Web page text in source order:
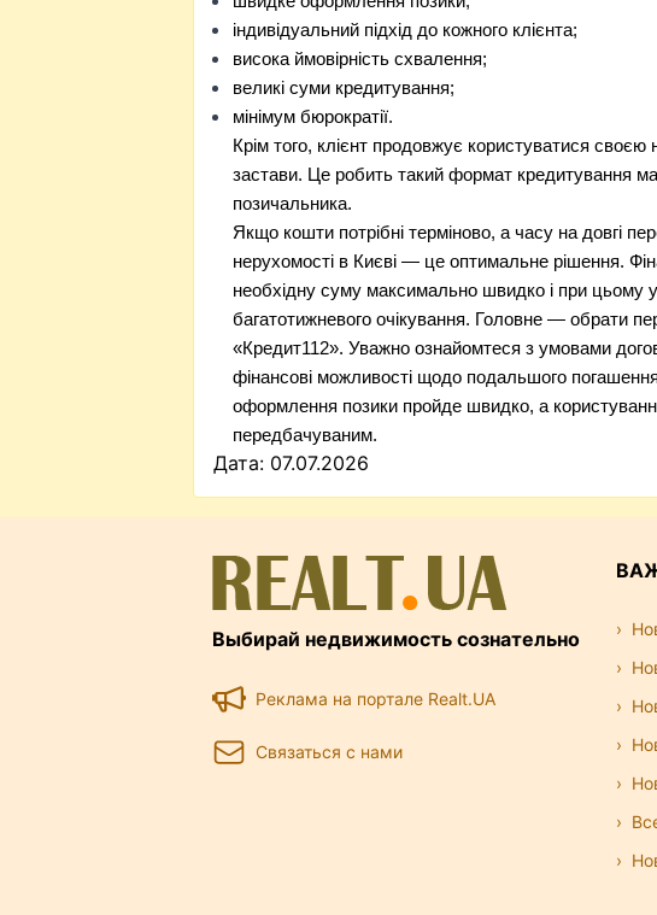
індивідуальний підхід до кожного клієнта;
висока ймовірність схвалення;
великі суми кредитування;
мінімум бюрократії.
Крім того, клієнт продовжує користуватися
застави. Це робить такий формат кредитування
позичальника.
Якщо кошти потрібні терміново, а часу на довгі
нерухомості в Києві — це оптимальне рішення.
необхідну суму максимально швидко і при цьому
багатотижневого очікування. Головне — обрати
«Кредит112». Уважно ознайомтеся з умовами
фінансові можливості щодо подальшого
оформлення позики пройде швидко, а
передбачуваним.
Дата: 07.07.2026
Выбирай недвижимость сознательно
Реклама на портале Realt.UA
Связаться с нами